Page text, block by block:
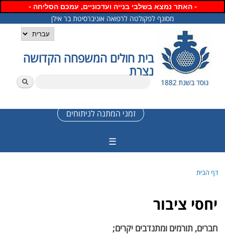
דילוג
לתוכן
-האתר נמצאבשלבי בנייה ועדכוניים, עמכם הסליחה -
מסונף לפקולטה לרפואה אוניברסיטת בר אילן
שפות
זמני המתנה לניתוחים
טופס חיפוש
חיפוש
בית חולים המשפחה הקדושה
נצרת
☰
דף הבית
יחסי ציבור
חברים, תורמים ומתנדבים יקרים;